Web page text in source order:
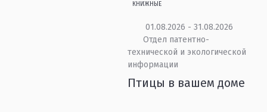
КНИЖНЫЕ
01.08.2026 - 31.08.2026
Отдел патентно-
технической и экологической
информации
Птицы в вашем доме